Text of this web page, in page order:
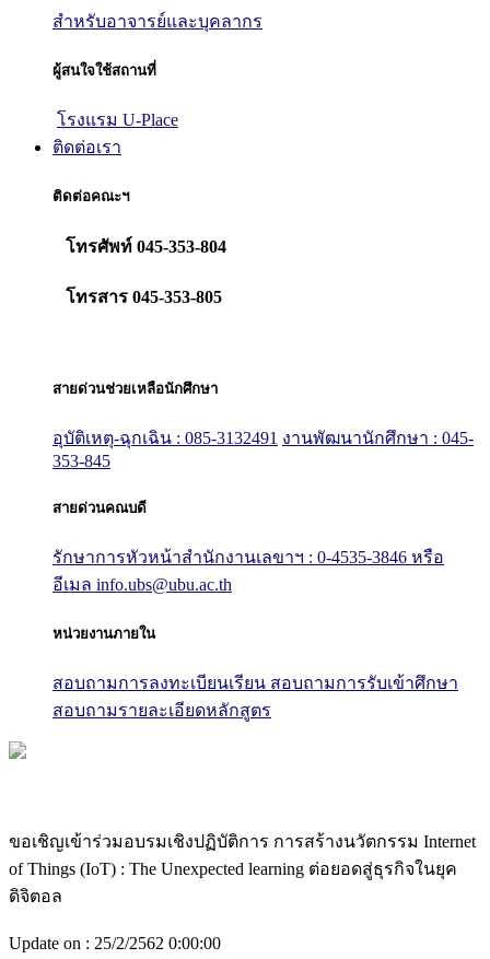
สำหรับอาจารย์และบุคลากร
ผู้สนใจใช้สถานที่
โรงแรม U-Place
ติดต่อเรา
ติดต่อคณะฯ
โทรศัพท์ 045-353-804
โทรสาร 045-353-805
สายด่วนช่วยเหลือนักศึกษา
อุบัติเหตุ-ฉุกเฉิน : 085-3132491 งานพัฒนานักศึกษา : 045-
353-845
สายด่วนคณบดี
รักษาการหัวหน้าสำนักงานเลขาฯ : 0-4535-3846 หรือ
อีเมล info.ubs@ubu.ac.th
หน่วยงานภายใน
สอบถามการลงทะเบียนเรียน สอบถามการรับเข้าศึกษา
สอบถามรายละเอียดหลักสูตร
ขอเชิญเข้าร่วมอบรมเชิงปฏิบัติการ การสร้างนวัตกรรม Internet
of Things (IoT) : The Unexpected learning ต่อยอดสู่ธุรกิจในยุค
ดิจิตอล
Update on : 25/2/2562 0:00:00